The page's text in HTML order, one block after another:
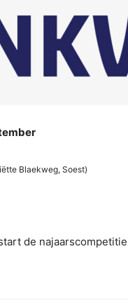
Blaekweg, Soest)
de